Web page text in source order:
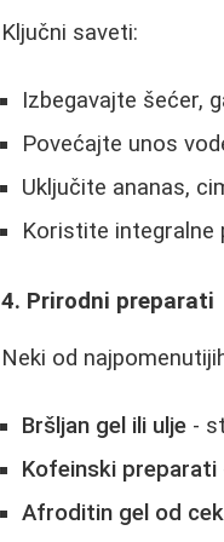
Ključni saveti:
Izbegavajte šećer,
Povećajte unos
Uključite ananas,
Koristite integralne
4. Prirodni preparati
Neki od
Bršljan gel ili ulje -
Kofeinski preparati
Afroditin gel od